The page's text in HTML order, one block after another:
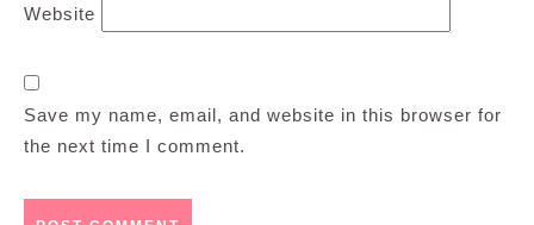
Website
Save my name, email, and website in this browser for
the next time I comment.